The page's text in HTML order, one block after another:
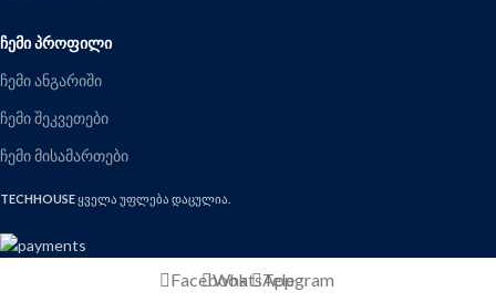
ᲩᲔᲛᲘ ᲞᲠᲝᲤᲘᲚᲘ
ჩემი ანგარიში
ჩემი შეკვეთები
ჩემი მისამართები
TECHHOUSEყველა უფლება დაცულია.
FacebookWhatsAppTelegram